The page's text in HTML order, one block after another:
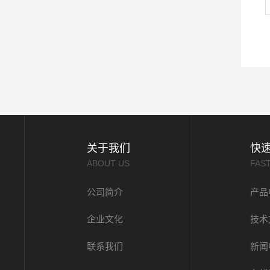
关于我们
ABOUT US
公司简介
企业文化
联系我们
快
产
技术
新